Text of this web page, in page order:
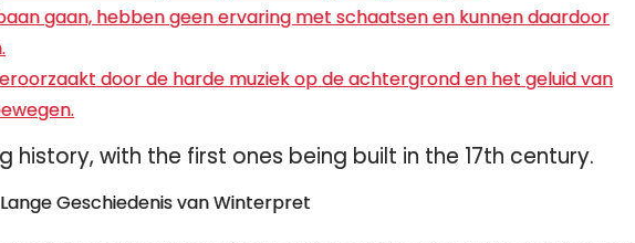
gaan, hebben geen ervaring met schaatsen en kunnen daardoor
door de harde muziek op de achtergrond en het geluid van
history, with the first ones being built in the 17th century.
Geschiedenis van Winterpret